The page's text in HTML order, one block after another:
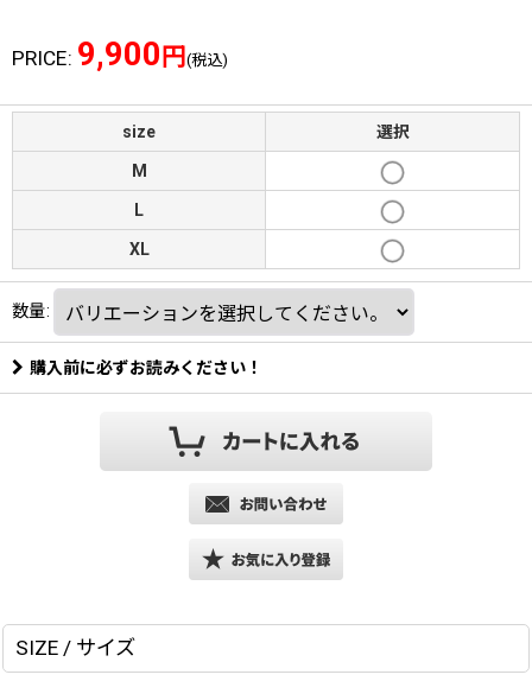
PRICE: 9,900円(税込)
size 選択
M
L
XL
数量:
購入前に必ずお読みください！
SIZE / サイズ